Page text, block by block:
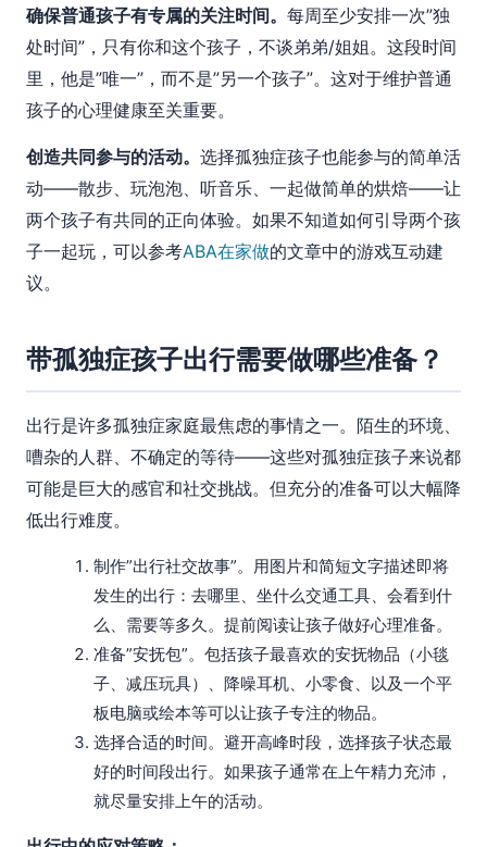
确保普通孩子有专属的关注时间。 每周至少安排一次”独
处时间”，只有你和这个孩子，不谈弟弟/姐姐。这段时间
里，他是”唯一”，而不是”另一个孩子”。这对于维护普通
孩子的心理健康至关重要。
创造共同参与的活动。 选择孤独症孩子也能参与的简单活
动——散步、玩泡泡、听音乐、一起做简单的烘焙——让
两个孩子有共同的正向体验。如果不知道如何引导两个孩
子一起玩，可以参考ABA在家做的文章中的游戏互动建
议。
带孤独症孩子出行需要做哪些准备？
出行是许多孤独症家庭最焦虑的事情之一。陌生的环境、
嘈杂的人群、不确定的等待——这些对孤独症孩子来说都
可能是巨大的感官和社交挑战。但充分的准备可以大幅降
低出行难度。
制作”出行社交故事”。用图片和简短文字描述即将
发生的出行：去哪里、坐什么交通工具、会看到什
么、需要等多久。提前阅读让孩子做好心理准备。
准备”安抚包”。包括孩子最喜欢的安抚物品（小毯
子、减压玩具）、降噪耳机、小零食、以及一个平
板电脑或绘本等可以让孩子专注的物品。
选择合适的时间。避开高峰时段，选择孩子状态最
好的时间段出行。如果孩子通常在上午精力充沛，
就尽量安排上午的活动。